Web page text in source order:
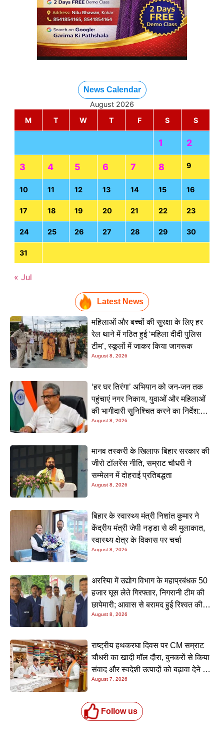
News Calendar
August 2026
M
T W T F S S
1 2
3 4 5 6 7 8 9
10 11 12 13 14 15 16
17 18 19 20 21 22 23
24 25 26 27 28 29 30
31
« Jul
Latest News
महिलाओं और बच्चों की सुरक्षा के लिए हर
रेल थाने में गठित हुई ‘महिला दीदी पुलिस
टीम’, स्कूलों में जाकर किया जागरूक
August 8, 2026
‘हर घर तिरंगा’ अभियान को जन-जन तक
पहुंचाएं नगर निकाय, युवाओं और महिलाओं
की भागीदारी सुनिश्चित करने का निर्देश:
नीतीश मिश्रा
August 8, 2026
मानव तस्करी के खिलाफ बिहार सरकार की
जीरो टॉलरेंस नीति, सम्राट चौधरी ने
सम्मेलन में दोहराई प्रतिबद्धता
August 8, 2026
बिहार के स्वास्थ्य मंत्री निशांत कुमार ने
केंद्रीय मंत्री जेपी नड्डा से की मुलाकात,
स्वास्थ्य क्षेत्र के विकास पर चर्चा
August 8, 2026
अररिया में उद्योग विभाग के महाप्रबंधक 50
हजार घूस लेते गिरफ्तार, निगरानी टीम की
छापेमारी; आवास से बरामद हुई रिश्वत की
रकम
August 8, 2026
राष्ट्रीय हथकरघा दिवस पर CM सम्राट
चौधरी का खादी मॉल दौरा, बुनकरों से किया
संवाद और स्वदेशी उत्पादों को बढ़ावा देने की
अपील
August 7, 2026
Follow us